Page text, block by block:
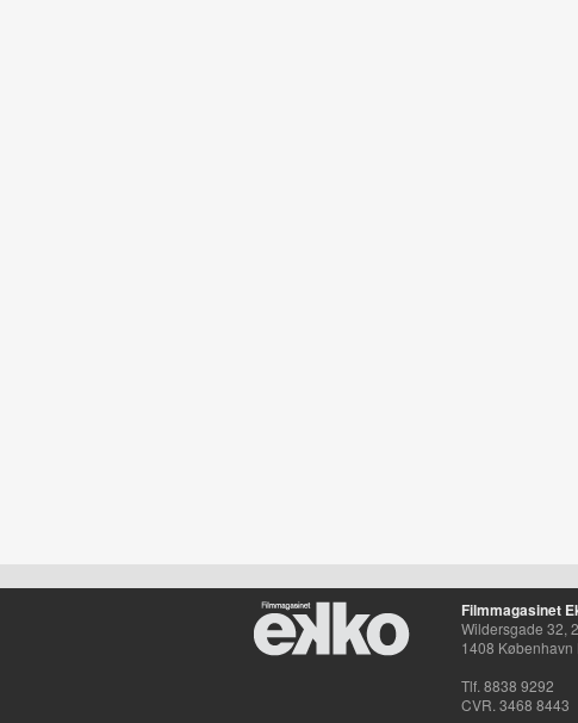
Filmmagasinet
Wildersgade 32,
1408 København
Tlf. 8838 9292
CVR. 3468 8443